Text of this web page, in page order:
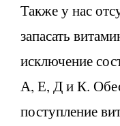
Также у нас
запасать
исключение
А, Е, Д и К.
поступление